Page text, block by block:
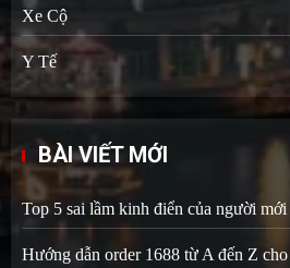
Xe Cộ
Y Tế
BÀI VIẾT MỚI
Top 5 sai lầm kinh điển của người mới
Hướng dẫn order 1688 từ A đến Z